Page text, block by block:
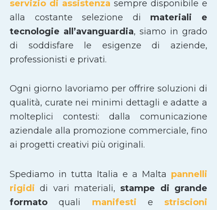
servizio di assistenza sempre disponibile e
alla costante selezione di materiali e
tecnologie all’avanguardia, siamo in grado
di soddisfare le esigenze di aziende,
professionisti e privati.
Ogni giorno lavoriamo per offrire soluzioni di
qualità, curate nei minimi dettagli e adatte a
molteplici contesti: dalla comunicazione
aziendale alla promozione commerciale, fino
ai progetti creativi più originali.
Spediamo in tutta Italia e a Malta pannelli
rigididi vari materiali, stampe di grande
formatoquali manifesti e striscioni